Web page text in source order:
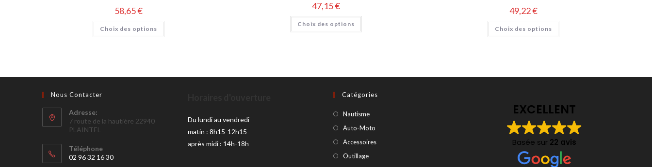
58,65€
Choix des options
47,15€
Choix des options
49,22€
Choix des options
Nous Contacter
Adresse:
7 route de la hautière 22940
PLAINTEL
Téléphone
02 96 32 16 30
Du lundi au vendredi
matin : 8h15-12h15
après midi : 14h-18h
Catégories
Nautisme
Auto-Moto
Accessoires
Outillage
EXCELLENT
Basée sur 22 avis